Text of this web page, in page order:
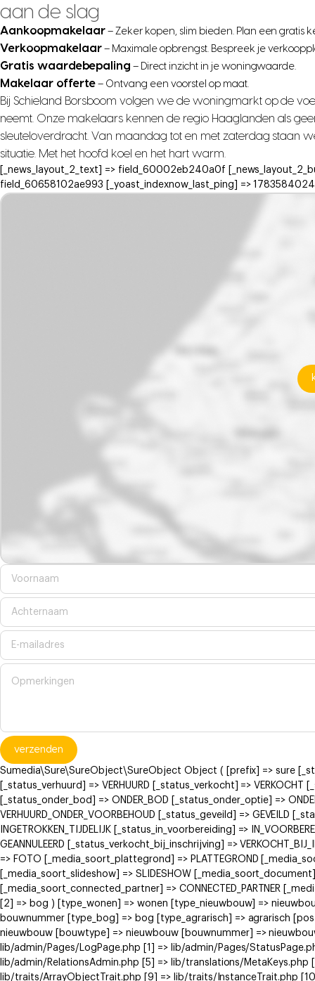
aan de slag
Aankoopmakelaar– Zeker kopen, slim bieden. Plan een gratis
Verkoopmakelaar– Maximale opbrengst. Bespreek je
Gratis waardebepaling – Direct inzicht in je woningwaarde.
Makelaar offerte– Ontvang een voorstel op maat.
Bij Schieland Borsboom volgen we de woningmarkt op de
neemt. Onze makelaars kennen de regio Haaglanden als
sleuteloverdracht. Van maandag tot en met zaterdag staan
situatie. Met het hoofd koel en het hart warm.
[_news_layout_2_text] => field_60002eb240a0f
field_60658102ae993 [_yoast_indexnow_last_ping] =>
verzenden
Sumedia\Sure\SureObject\SureObject Object ( [prefix] => sure
[_status_verhuurd] => VERHUURD [_status_verkocht] =>
[_status_onder_bod] => ONDER_BOD [_status_onder_optie] =>
VERHUURD_ONDER_VOORBEHOUD [_status_geveild] => GEVEILD
INGETROKKEN_TIJDELIJK [_status_in_voorbereiding] =>
GEANNULEERD [_status_verkocht_bij_inschrijving] =>
=> FOTO [_media_soort_plattegrond] => PLATTEGROND
[_media_soort_slideshow] => SLIDESHOW
[_media_soort_connected_partner] => CONNECTED_PARTNER
[2] => bog ) [type_wonen] => wonen [type_nieuwbouw] =>
bouwnummer [type_bog] => bog [type_agrarisch] => agrarisch
nieuwbouw [bouwtype] => nieuwbouw [bouwnummer] =>
lib/admin/Pages/LogPage.php [1] => lib/admin/Pages/
lib/admin/RelationsAdmin.php [5] => lib/translations/
lib/traits/ArrayObjectTrait.php [9] => lib/traits/InstanceTrait.php